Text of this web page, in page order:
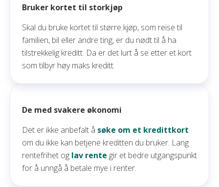
Bruker kortet til storkjøp
Skal du bruke kortet til større kjøp, som reise til
familien, bil eller andre ting, er du nødt til å ha
tilstrekkelig kreditt. Da er det lurt å se etter et kort
som tilbyr høy maks kreditt.
De med svakere økonomi
Det er ikke anbefalt å søke om et kredittkort
om du ikke kan betjene kreditten du bruker. Lang
rentefrihet og lav rente gir et bedre utgangspunkt
for å unngå å betale mye i renter.